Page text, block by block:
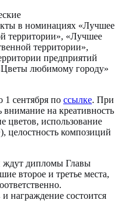
в номинациях «Лучшее
территории», «Лучшее
территории»,
предприятий
любимому городу»
1 сентября по ссылке. При
на креативность
цветов, использование
композиций
ждут дипломы Главы
второе и третье места,
награждение состоится